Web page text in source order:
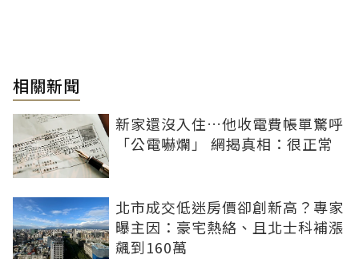
相關新聞
新家還沒入住…他收電費帳單驚呼
「公電嚇爛」 網揭真相：很正常
北市成交低迷房價卻創新高？專家
曝主因：豪宅熱絡、且北士科補漲
飆到160萬